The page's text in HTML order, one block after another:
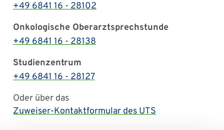
+49 6841 16 - 28102
Onkologische Oberarztsprechstunde
+49 6841 16 - 28138
Studienzentrum
+49 6841 16 - 28127
Oder über das
Zuweiser-Kontaktformular des UTS